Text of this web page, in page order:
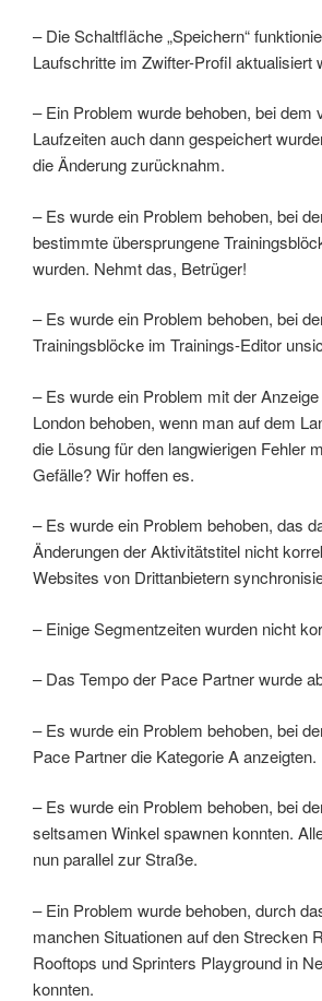
– Die Schaltfläche „Speichern“
Laufschritte im Zwifter-Profil aktualisiert
– Ein Problem wurde behoben, bei dem
Laufzeiten auch dann gespeichert
die Änderung zurücknahm.
– Es wurde ein Problem behoben, bei
bestimmte übersprungene
wurden. Nehmt das, Betrüger!
– Es wurde ein Problem behoben, bei
Trainingsblöcke im Trainings-Editor
– Es wurde ein Problem mit der
London behoben, wenn man auf dem
die Lösung für den langwierigen Fehler
Gefälle? Wir hoffen es.
– Es wurde ein Problem behoben, das
Änderungen der Aktivitätstitel nicht
Websites von Drittanbietern
– Einige Segmentzeiten wurden nicht
– Das Tempo der Pace Partner wurde
– Es wurde ein Problem behoben, bei
Pace Partner die Kategorie A anzeigten.
– Es wurde ein Problem behoben, bei
seltsamen Winkel spawnen konnten.
nun parallel zur Straße.
– Ein Problem wurde behoben, durch
manchen Situationen auf den Strecken
Rooftops und Sprinters Playground in
konnten.